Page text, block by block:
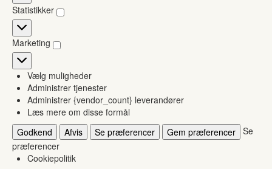
Statistikker
Statistikker
Marketing
Marketing
Vælg muligheder
Administrer tjenester
Administrer {vendor_count} leverandører
Læs mere om disse formål
Godkend
Afvis Se præferencer Gem præferencer Se
præferencer
Cookiepolitik